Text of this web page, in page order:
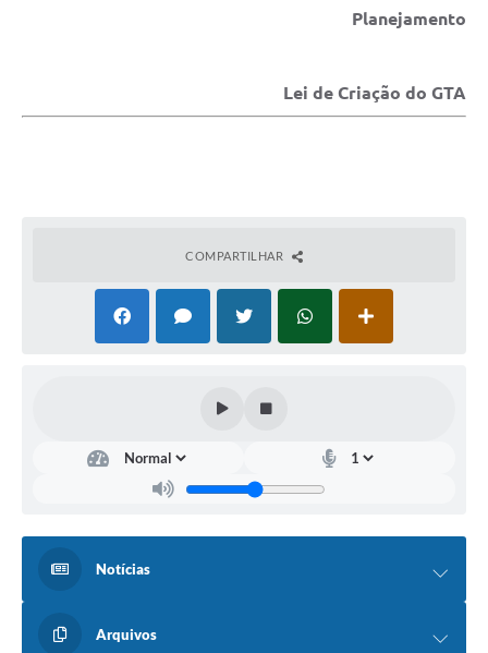
Planejamento
Lei de Criação do GTA
COMPARTILHAR
Notícias
Arquivos